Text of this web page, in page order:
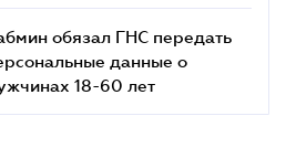
обязал ГНС передать
данные о
18-60 лет